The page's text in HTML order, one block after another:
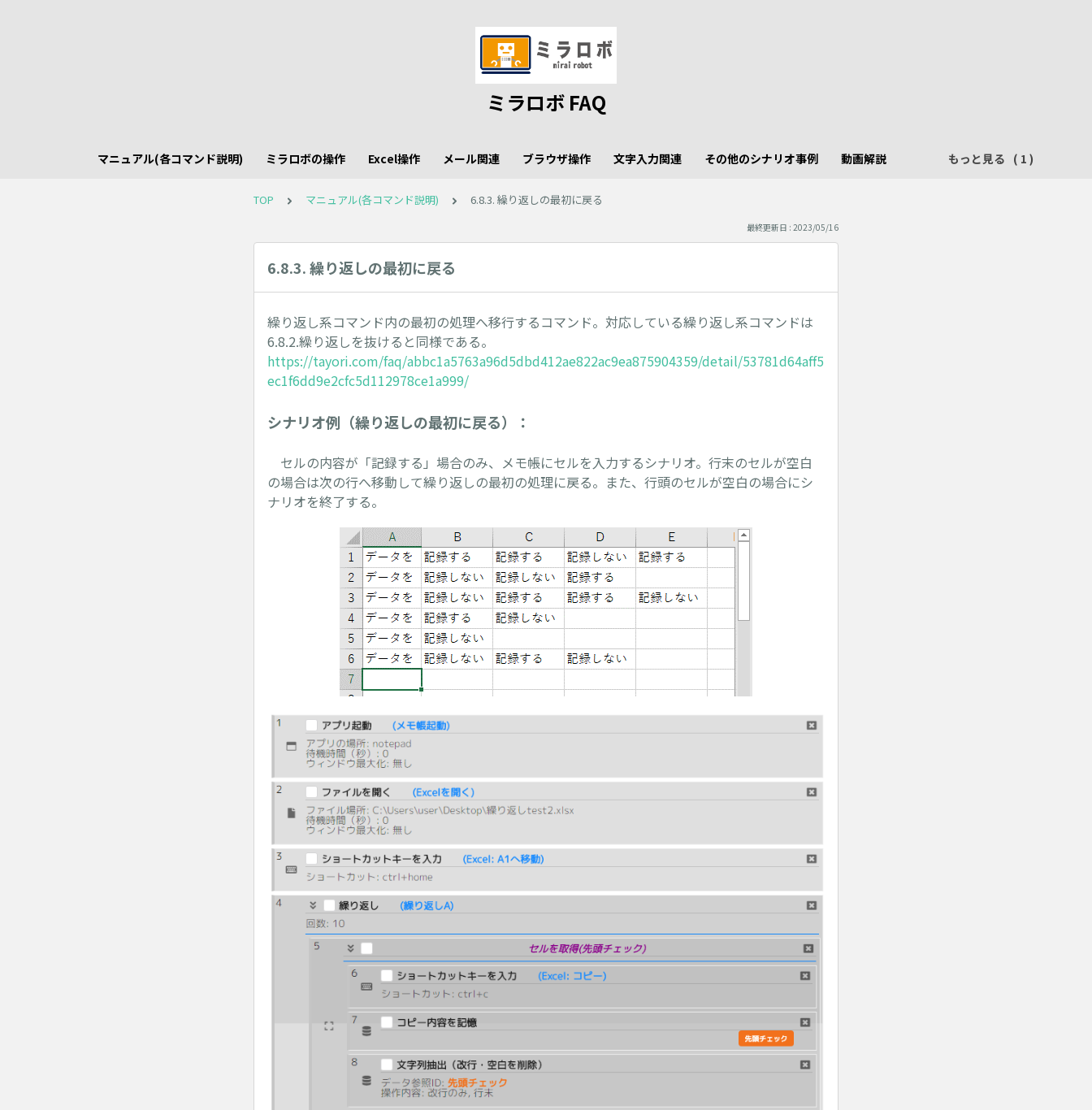
ミラロボ FAQ
マニュアル(各コマンド説明) ミラロボの操作 Excel操作 メール関連 ブラウザ操作 文字入力関連 その他のシナリオ事例 動画解説 もっと見る
TOP マニュアル(各コマンド説明) 6.8.3. 繰り返しの最初に戻る
最終更新日 : 2023/05/16
6.8.3. 繰り返しの最初に戻る
繰り返し系コマンド内の最初の処理へ移行するコマンド。対応している繰り返し系コマンドは
6.8.2.繰り返しを抜けると同様である。
https://tayori.com/faq/abbc1a5763a96d5dbd412ae822ac9ea875904359/detail/53781d64aff5
ec1f6dd9e2cfc5d112978ce1a999/
シナリオ例（繰り返しの最初に戻る）：
セルの内容が「記録する」場合のみ、メモ帳にセルを入力するシナリオ。行末のセルが空白
の場合は次の行へ移動して繰り返しの最初の処理に戻る。また、行頭のセルが空白の場合にシ
ナリオを終了する。